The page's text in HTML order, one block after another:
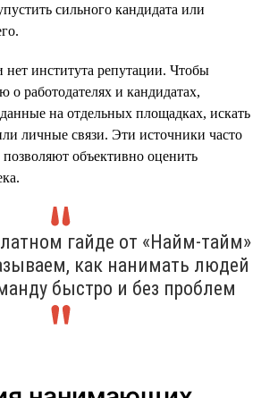
сильного кандидата или
нет института репутации. Чтобы
работодателях и кандидатах,
на отдельных площадках, искать
личные связи. Эти источники часто
объективно оценить
гайде от «Найм-тайм»
как нанимать людей
быстро и без проблем